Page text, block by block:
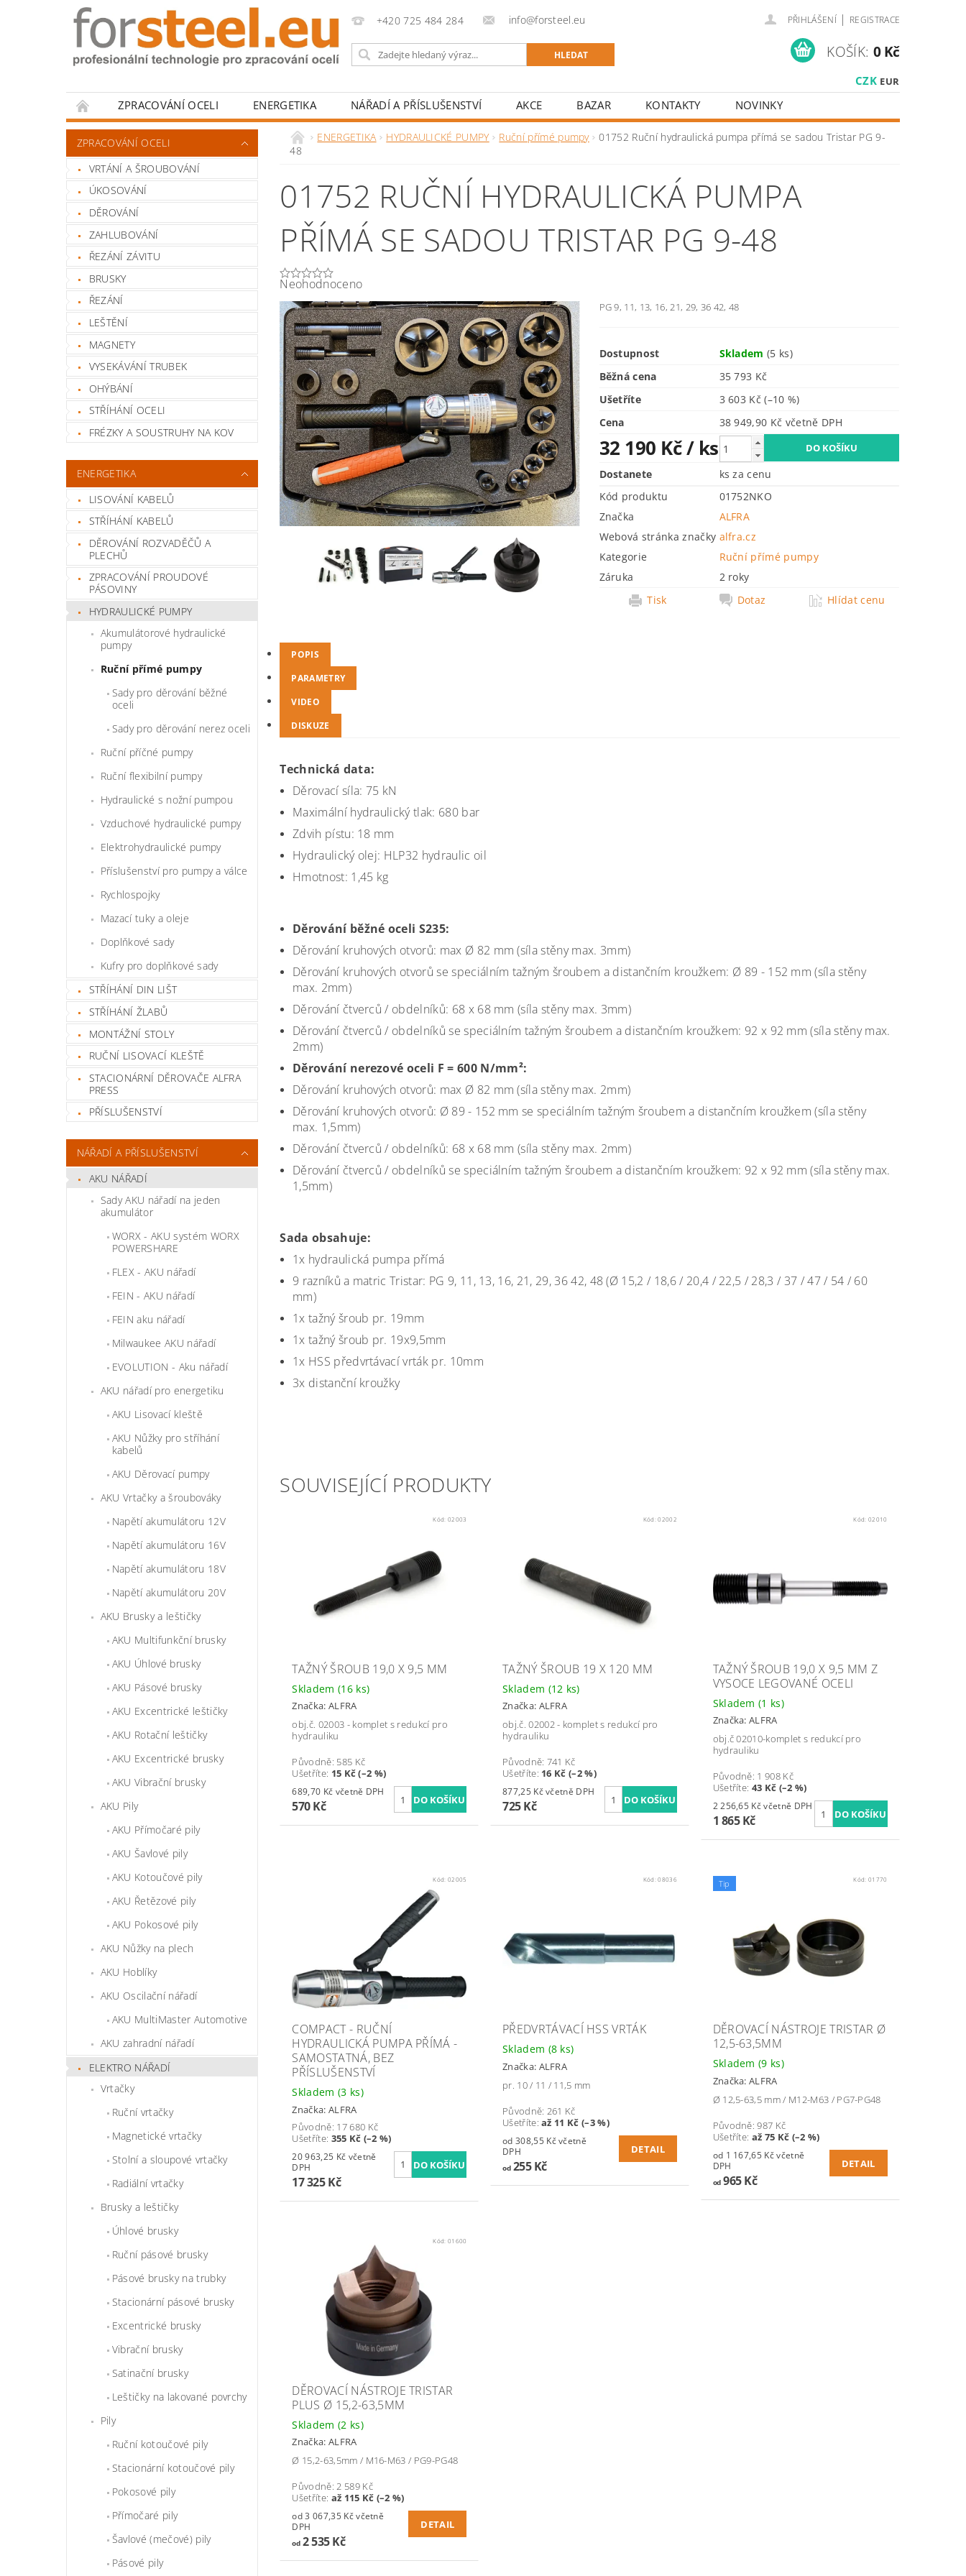
+420 725 484 284 info@forsteel.eu PŘIHLÁŠENÍ | REGISTRACE
CZK EUR
KOŠÍK: 0 Kč
ZPRACOVÁNÍ OCELI ENERGETIKA NÁŘADÍ A PŘÍSLUŠENSTVÍ AKCE BAZAR KONTAKTY
NOVINKY
HODNOCENÍ OBCHODU
ZPRACOVÁNÍ OCELI
VRTÁNÍ A ŠROUBOVÁNÍ
ÚKOSOVÁNÍ
DĚROVÁNÍ
ZAHLUBOVÁNÍ
ŘEZÁNÍ ZÁVITU
BRUSKY
ŘEZÁNÍ
LEŠTĚNÍ
MAGNETY
VYSEKÁVÁNÍ TRUBEK
OHÝBÁNÍ
STŘÍHÁNÍ OCELI
FRÉZKY A SOUSTRUHY NA KOV
ENERGETIKA
LISOVÁNÍ KABELŮ
STŘÍHÁNÍ KABELŮ
DĚROVÁNÍ ROZVADĚČŮ A
PLECHŮ
ZPRACOVÁNÍ PROUDOVÉ
PÁSOVINY
HYDRAULICKÉ PUMPY
Akumulátorové hydraulické
pumpy
Ruční přímé pumpy
Sady pro děrování běžné
oceli
Sady pro děrování nerez oceli
Ruční příčné pumpy
Ruční flexibilní pumpy
Hydraulické s nožní pumpou
Vzduchové hydraulické pumpy
Elektrohydraulické pumpy
Příslušenství pro pumpy a válce
Rychlospojky
Mazací tuky a oleje
Doplňkové sady
Kufry pro doplňkové sady
STŘÍHÁNÍ DIN LIŠT
STŘÍHÁNÍ ŽLABŮ
MONTÁŽNÍ STOLY
RUČNÍ LISOVACÍ KLEŠTĚ
STACIONÁRNÍ DĚROVAČE ALFRA
PRESS
PŘÍSLUŠENSTVÍ
NÁŘADÍ A PŘÍSLUŠENSTVÍ
AKU NÁŘADÍ
Sady AKU nářadí na jeden
akumulátor
WORX - AKU systém WORX
POWERSHARE
FLEX - AKU nářadí
FEIN - AKU nářadí
FEIN aku nářadí
Milwaukee AKU nářadí
EVOLUTION - Aku nářadí
AKU nářadí pro energetiku
AKU Lisovací kleště
AKU Nůžky pro stříhání
kabelů
AKU Děrovací pumpy
AKU Vrtačky a šroubováky
Napětí akumulátoru 12V
Napětí akumulátoru 16V
Napětí akumulátoru 18V
Napětí akumulátoru 20V
AKU Brusky a leštičky
AKU Multifunkční brusky
AKU Úhlové brusky
AKU Pásové brusky
AKU Excentrické leštičky
AKU Rotační leštičky
AKU Excentrické brusky
AKU Vibrační brusky
AKU Pily
AKU Přímočaré pily
AKU Šavlové pily
AKU Kotoučové pily
AKU Řetězové pily
AKU Pokosové pily
AKU Nůžky na plech
AKU Hoblíky
AKU Oscilační nářadí
AKU MultiMaster Automotive
AKU zahradní nářadí
ELEKTRO NÁŘADÍ
Vrtačky
Ruční vrtačky
Magnetické vrtačky
Stolní a sloupové vrtačky
Radiální vrtačky
Brusky a leštičky
Úhlové brusky
Ruční pásové brusky
Pásové brusky na trubky
Stacionární pásové brusky
Excentrické brusky
Vibrační brusky
Satinační brusky
Leštičky na lakované povrchy
Pily
Ruční kotoučové pily
Stacionární kotoučové pily
Pokosové pily
Přímočaré pily
Šavlové (mečové) pily
Pásové pily
ENERGETIKA HYDRAULICKÉ PUMPY Ruční přímé pumpy
01752 Ruční hydraulická pumpa přímá se sadou Tristar PG 9-
48
01752 RUČNÍ HYDRAULICKÁ PUMPA
PŘÍMÁ SE SADOU TRISTAR PG 9-48
Neohodnoceno
PG 9, 11, 13, 16, 21, 29, 36 42, 48
Dostupnost Skladem(5 ks)
Běžná cena
35 793 Kč
Ušetříte
3 603 Kč(–10 %)
Cena
38 949,90 Kč včetně DPH
32 190 Kč/ ks
Dostanete
ks za cenu
Kód produktu
01752NKO
Značka
ALFRA
Webová stránka značky alfra.cz
Kategorie
Ruční přímé pumpy
Záruka
2 roky
Tisk
Dotaz Hlídat cenu
POPIS
PARAMETRY
VIDEO
DISKUZE
Technická data:
Děrovací síla: 75 kN
Maximální hydraulický tlak: 680 bar
Zdvih pístu: 18 mm
Hydraulický olej: HLP32 hydraulic oil
Hmotnost: 1,45 kg
Děrování běžné oceli S235:
Děrování kruhových otvorů: max Ø 82 mm (síla stěny max. 3mm)
Děrování kruhových otvorů se speciálním tažným šroubem a distančním kroužkem: Ø 89 - 152 mm (síla stěny
max. 2mm)
Děrování čtverců / obdelníků: 68 x 68 mm (síla stěny max. 3mm)
Děrování čtverců / obdelníků se speciálním tažným šroubem a distančním kroužkem: 92 x 92 mm (síla stěny max.
2mm)
Děrování nerezové oceli F = 600 N/mm²:
Děrování kruhových otvorů: max Ø 82 mm (síla stěny max. 2mm)
Děrování kruhových otvorů: Ø 89 - 152 mm se speciálním tažným šroubem a distančním kroužkem (síla stěny
max. 1,5mm)
Děrování čtverců / obdelníků: 68 x 68 mm (síla stěny max. 2mm)
Děrování čtverců / obdelníků se speciálním tažným šroubem a distančním kroužkem: 92 x 92 mm (síla stěny max.
1,5mm)
Sada obsahuje:
1x hydraulická pumpa přímá
9 razníků a matric Tristar: PG 9, 11, 13, 16, 21, 29, 36 42, 48 (Ø 15,2 / 18,6 / 20,4 / 22,5 / 28,3 / 37 / 47 / 54 / 60
mm)
1x tažný šroub pr. 19mm
1x tažný šroub pr. 19x9,5mm
1x HSS předvrtávací vrták pr. 10mm
3x distanční kroužky
SOUVISEJÍCÍ PRODUKTY
Kód: 02003
TAŽNÝ ŠROUB 19,0 X 9,5 MM
Skladem (16 ks)
Značka: ALFRA
obj.č. 02003 - komplet s redukcí pro
hydrauliku
Původně: 585 Kč
Ušetříte: 15 Kč (–2 %)
689,70 Kč včetně DPH
570 Kč
Kód:02002
TAŽNÝ ŠROUB 19 X 120 MM
Skladem (12 ks)
Značka: ALFRA
obj.č. 02002 - komplet s redukcí pro
hydrauliku
Původně: 741 Kč
Ušetříte: 16 Kč (–2 %)
877,25 Kč včetně DPH
725 Kč
Kód:02010
TAŽNÝ ŠROUB 19,0 X 9,5 MM Z
VYSOCE LEGOVANÉ OCELI
Skladem(1 ks)
Značka:ALFRA
obj.č 02010-komplet s redukcí pro
hydrauliku
Původně: 1 908 Kč
Ušetříte: 43 Kč (–2 %)
2 256,65 Kč včetně DPH
1 865 Kč
Kód: 02005
COMPACT - RUČNÍ
HYDRAULICKÁ PUMPA PŘÍMÁ -
SAMOSTATNÁ, BEZ
PŘÍSLUŠENSTVÍ
Skladem (3 ks)
Značka: ALFRA
Původně: 17 680 Kč
Ušetříte: 355 Kč (–2 %)
20 963,25 Kč včetně
DPH
17 325 Kč
Kód:08036
PŘEDVRTÁVACÍ HSS VRTÁK
Skladem (8 ks)
Značka: ALFRA
pr. 10 / 11 / 11,5 mm
Původně: 261 Kč
Ušetříte:až 11 Kč (–3 %)
od 308,55 Kč včetně
DPH
od255 Kč
DETAIL
Tip Kód:01770
DĚROVACÍ NÁSTROJE TRISTAR Ø
12,5-63,5MM
Skladem(9 ks)
Značka:ALFRA
Ø 12,5-63,5 mm / M12-M63 / PG7-PG48
Původně:987 Kč
Ušetříte: až 75 Kč (–2 %)
od 1 167,65 Kč včetně
DPH
od965 Kč
DETAIL
Kód: 01600
DĚROVACÍ NÁSTROJE TRISTAR
PLUS Ø 15,2-63,5MM
Skladem (2 ks)
Značka: ALFRA
Ø 15,2-63,5mm / M16-M63 / PG9-PG48
Původně:2 589 Kč
Ušetříte: až 115 Kč (–2 %)
od 3 067,35 Kč včetně
DPH
od2 535 Kč
DETAIL